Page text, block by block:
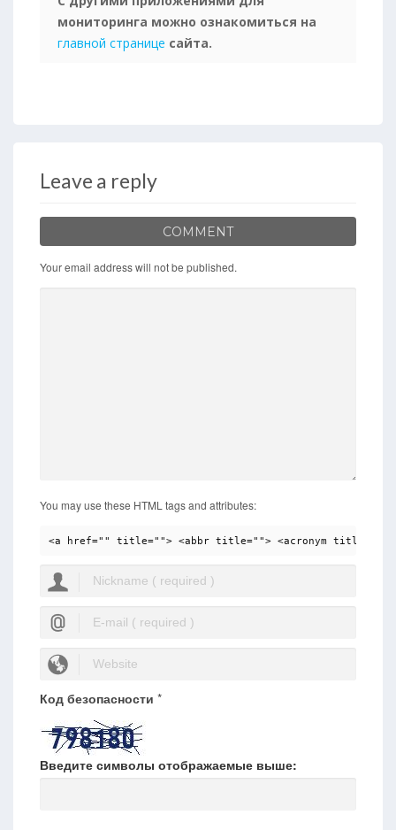
мониторинга можно ознакомиться на
главной странице сайта.
Leave a reply
COMMENT
Your email address will not be published.
You may use these HTML tags and attributes:
<a href="" title=""> <abbr title=""> <acronym title="">
Код безопасности *
Введите символы отображаемые выше: